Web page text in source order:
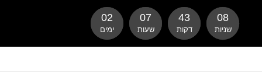
02
ימים
07
שעות
43
דקות
07
שניות